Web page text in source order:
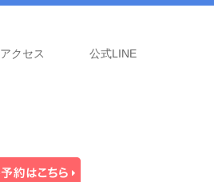
アクセス 公式LINE